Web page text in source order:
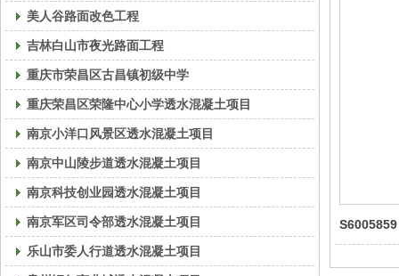
美人谷路面改色工程
吉林白山市夜光路面工程
重庆市荣昌区古昌镇初级中学
重庆荣昌区荣隆中心小学透水混凝土项目
南京小洋口风景区透水混凝土项目
南京中山陵步道透水混凝土项目
南京科技创业园透水混凝土项目
南京军区司令部透水混凝土项目
乐山市委人行道透水混凝土项目
S6005859